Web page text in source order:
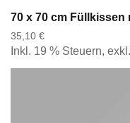
70 x 70 cm
35,10 €
Inkl. 19 % Steuern, exkl.